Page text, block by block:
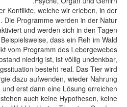
Konflikte, welche wir erleben, in der
Die Programme werden in der Natur
und werden sich in den Tagen
dass ein Reh im Wald
vom Programm des Lebergewebes
niedrig ist, ist völlig undenkbar,
besteht real. Das Tier wird
dazu aufwenden, wieder Nahrung
erst dann eine Lösung erreichen.
auch keine Hypothesen, keine